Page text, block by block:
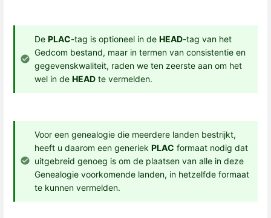
De PLAC-tag is optioneel in de HEAD-tag van het
Gedcom bestand, maar in termen van consistentie en
gegevenskwaliteit, raden we ten zeerste aan om het
wel in de HEAD te vermelden.
Voor een genealogie die meerdere landen bestrijkt,
heeft u daarom een ​​generiek PLAC formaat nodig dat
uitgebreid genoeg is om de plaatsen van alle in deze
Genealogie voorkomende landen, in hetzelfde formaat
te kunnen vermelden.